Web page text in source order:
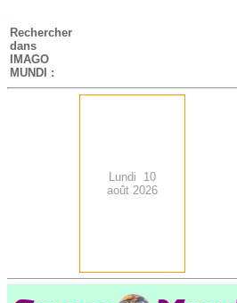
-
Rechercher
dans
IMAGO
MUNDI :
Lundi 10
août 2026